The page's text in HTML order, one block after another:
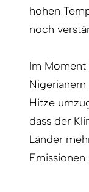
hohen
noch
Im
Hitze
dass der
Länder